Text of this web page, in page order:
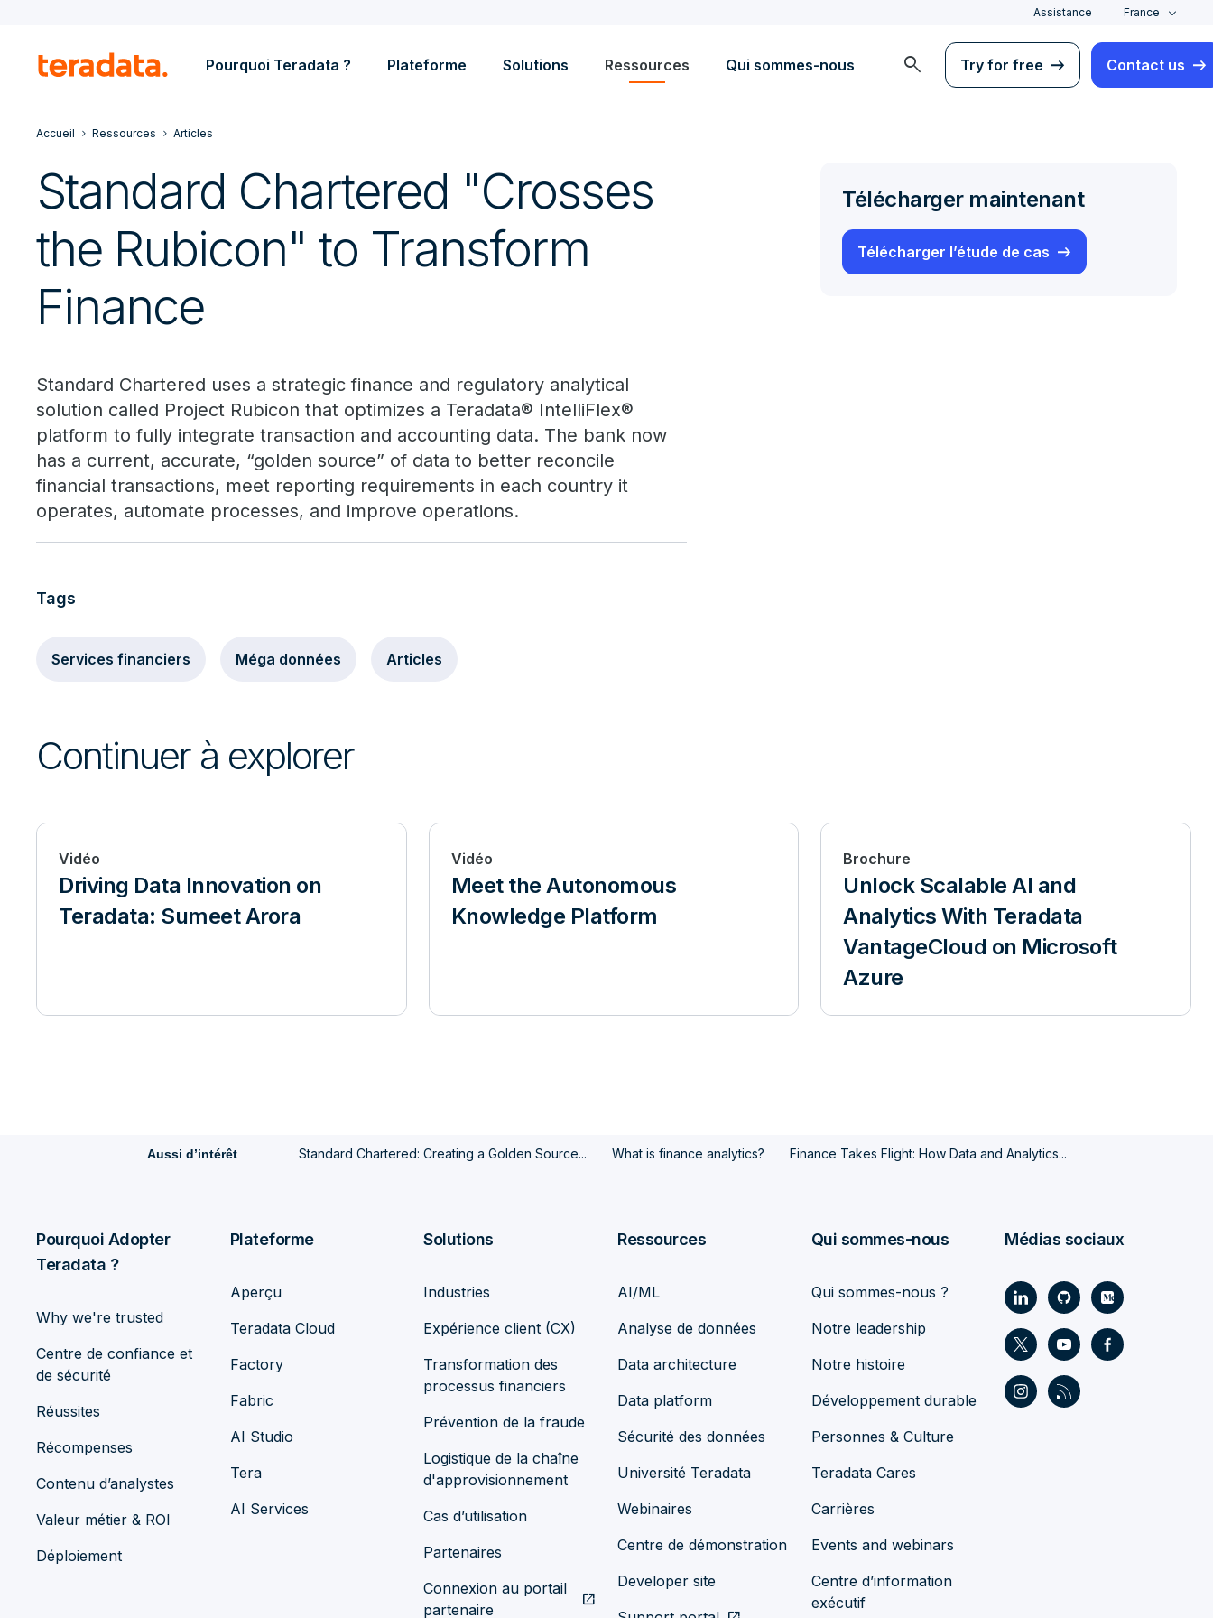
Assistance France
Pourquoi Teradata ? Plateforme Solutions Ressources Qui sommes-nous search Try for free Contact us
Accueil Ressources Articles
Standard Chartered "Crosses
the Rubicon" to Transform
Finance
Standard Chartered uses a strategic finance and regulatory analytical
solution called Project Rubicon that optimizes a Teradata® IntelliFlex®
platform to fully integrate transaction and accounting data. The bank now
has a current, accurate, “golden source” of data to better reconcile
financial transactions, meet reporting requirements in each country it
operates, automate processes, and improve operations.
Télécharger maintenant
Télécharger l’étude de cas
Tags
Services financiers Méga données Articles
Continuer à explorer
Vidéo
Driving Data Innovation on
Teradata: Sumeet Arora
Vidéo
Meet the Autonomous
Knowledge Platform
Brochure
Unlock Scalable AI and
Analytics With Teradata
VantageCloud on Microsoft
Azure
Aussi d’intérêt Standard Chartered: Creating a Golden Source... What is finance analytics? Finance Takes Flight: How Data and Analytics...
Pourquoi Adopter
Teradata ?
Why we're trusted
Centre de confiance et
de sécurité
Réussites
Récompenses
Contenu d’analystes
Valeur métier & ROI
Déploiement
Plateforme
Aperçu
Teradata Cloud
Factory
Fabric
AI Studio
Tera
AI Services
Solutions
Industries
Expérience client (CX)
Transformation des
processus financiers
Prévention de la fraude
Logistique de la chaîne
d'approvisionnement
Cas d’utilisation
Partenaires
Connexion au portail
partenaire
open_in_new
Ressources
AI/ML
Analyse de données
Data architecture
Data platform
Sécurité des données
Université Teradata
Webinaires
Centre de démonstration
Developer site
Qui sommes-nous
Qui sommes-nous ?
Notre leadership
Notre histoire
Développement durable
Personnes & Culture
Teradata Cares
Carrières
Events and webinars
Centre d’information
exécutif
Médias sociaux